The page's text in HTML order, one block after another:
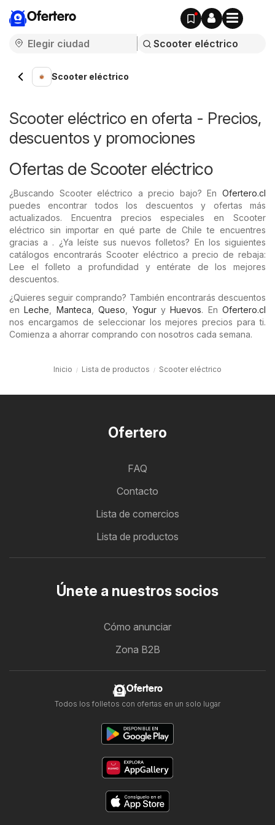
Ofertero
Scooter eléctrico
Scooter eléctrico en oferta - Precios,
descuentos y promociones
Ofertas de Scooter eléctrico
¿Buscando Scooter eléctrico a precio bajo? En Ofertero.cl
puedes encontrar todos los descuentos y ofertas más
actualizados. Encuentra precios especiales en Scooter
eléctrico sin importar en qué parte de Chile te encuentres
gracias a . ¿Ya leíste sus nuevos folletos? En los siguientes
catálogos encontrarás Scooter eléctrico a precio de rebaja:
Lee el folleto a profundidad y entérate de los mejores
descuentos.
¿Quieres seguir comprando? También encontrarás descuentos
enLeche Manteca ,Queso YoguryHuevos. En Ofertero.cl
nos encargamos de seleccionar los mejores precios para ti.
Comienza a ahorrar comprando con nosotros cada semana.
Inicio Lista de productos Scooter eléctrico
Ofertero
FAQ
Contacto
Lista de comercios
Lista de productos
Únete a nuestros socios
Cómo anunciar
Zona B2B
Ofertero
Todos los folletos con ofertas en un solo lugar